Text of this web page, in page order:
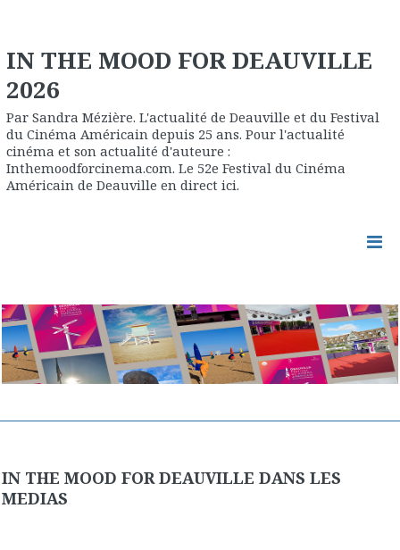
IN THE MOOD FOR DEAUVILLE
2026
Par Sandra Mézière. L'actualité de Deauville et du Festival
du Cinéma Américain depuis 25 ans. Pour l'actualité
cinéma et son actualité d'auteure :
Inthemoodforcinema.com. Le 52e Festival du Cinéma
Américain de Deauville en direct ici.
IN THE MOOD FOR DEAUVILLE DANS LES
MEDIAS